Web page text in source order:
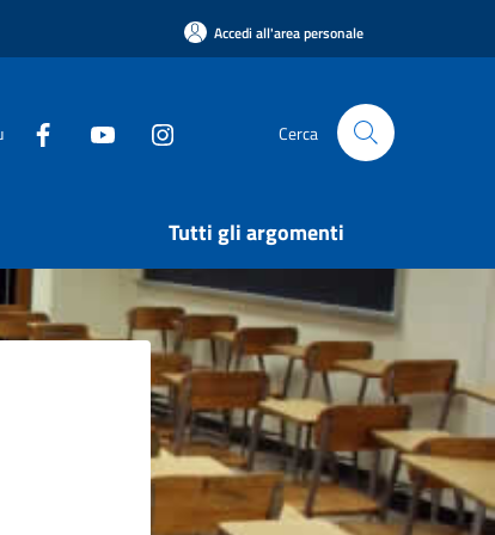
Accedi all'area personale
Cerca
Tutti gli argomenti